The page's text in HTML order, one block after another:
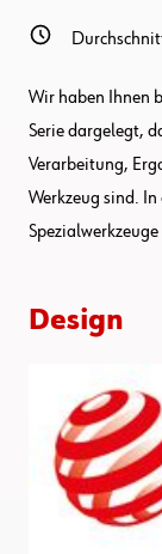
Wir haben Ihnen
Serie dargelegt,
Verarbeitung,
Werkzeug sind.
Design